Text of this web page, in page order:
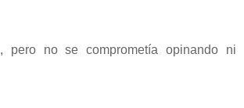
pero no se comprometía opinando ni